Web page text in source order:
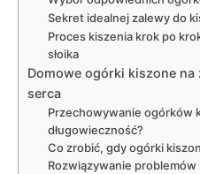
Sekret idealnej zalewy do
Proces kiszenia krok po
słoika
Domowe ogórki kiszone
serca
Przechowywanie ogórków
długowieczność?
Co zrobić, gdy ogórki
Rozwiązywanie problemów